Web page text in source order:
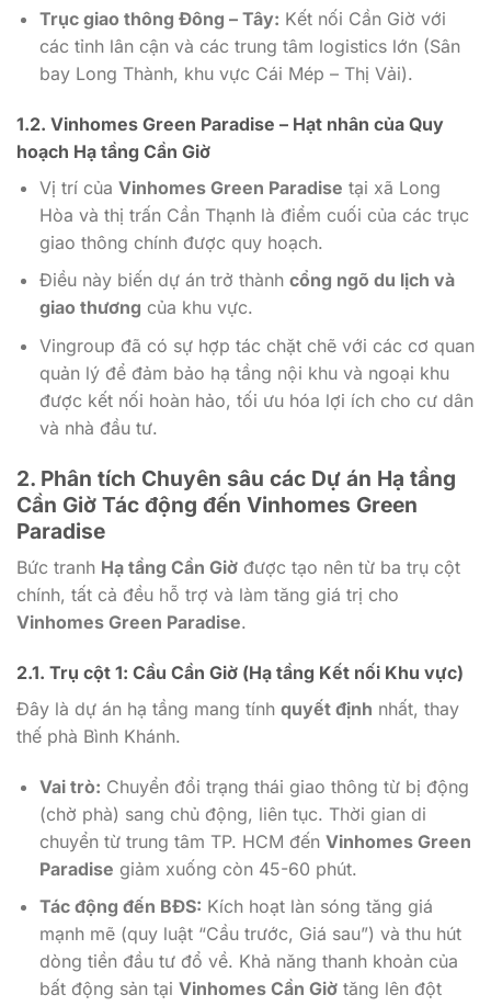
Trục giao thông Đông – Tây: Kết nối Cần Giờ với
các tỉnh lân cận và các trung tâm logistics lớn (Sân
bay Long Thành, khu vực Cái Mép – Thị Vải).
1.2. Vinhomes Green Paradise – Hạt nhân của Quy
hoạch Hạ tầng Cần Giờ
Vị trí của Vinhomes Green Paradise tại xã Long
Hòa và thị trấn Cần Thạnh là điểm cuối của các trục
giao thông chính được quy hoạch.
Điều này biến dự án trở thành cổng ngõ du lịch và
giao thương của khu vực.
Vingroup đã có sự hợp tác chặt chẽ với các cơ quan
quản lý để đảm bảo hạ tầng nội khu và ngoại khu
được kết nối hoàn hảo, tối ưu hóa lợi ích cho cư dân
và nhà đầu tư.
2. Phân tích Chuyên sâu các Dự án Hạ tầng
Cần Giờ Tác động đến Vinhomes Green
Paradise
Bức tranh Hạ tầng Cần Giờ được tạo nên từ ba trụ cột
chính, tất cả đều hỗ trợ và làm tăng giá trị cho
Vinhomes Green Paradise.
2.1. Trụ cột 1: Cầu Cần Giờ (Hạ tầng Kết nối Khu vực)
Đây là dự án hạ tầng mang tính quyết định nhất, thay
thế phà Bình Khánh.
Vai trò: Chuyển đổi trạng thái giao thông từ bị động
(chờ phà) sang chủ động, liên tục. Thời gian di
chuyển từ trung tâm TP. HCM đến Vinhomes Green
Paradise giảm xuống còn 45-60 phút.
Tác động đến BĐS: Kích hoạt làn sóng tăng giá
mạnh mẽ (quy luật “Cầu trước, Giá sau”) và thu hút
dòng tiền đầu tư đổ về. Khả năng thanh khoản của
bất động sản tại Vinhomes Cần Giờtăng lên đột